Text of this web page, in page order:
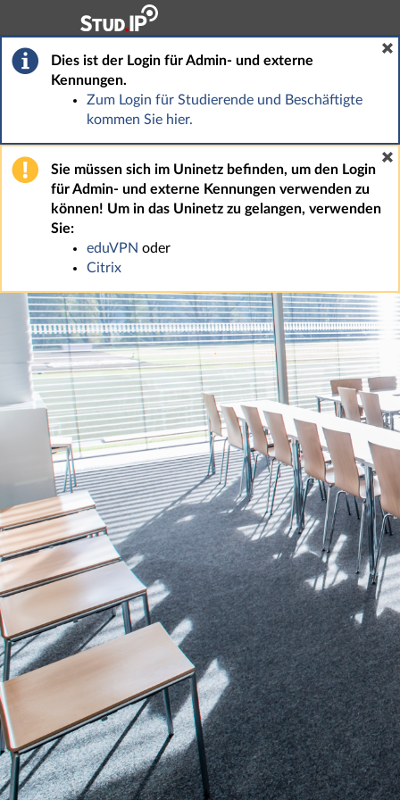
Hauptnavigation
Fußzeile
Dies ist der Login für Admin- und externe
Kennungen.
Zum Login für Studierende und Beschäftigte
kommen Sie hier.
Sie müssen sich im Uninetz befinden, um den Login
für Admin- und externe Kennungen verwenden zu
können! Um in das Uninetz zu gelangen, verwenden
Sie:
eduVPN oder
Citrix